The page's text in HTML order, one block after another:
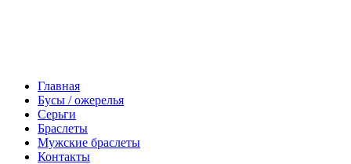
Главная
Бусы / ожерелья
Серьги
Браслеты
Мужские браслеты
Контакты